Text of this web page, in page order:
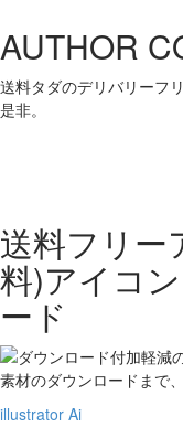
AUTHOR
送料タダのデリバリーフ
是非。
送料フリー
料)アイコ
ード
素材のダウンロードまで
illustrator Ai